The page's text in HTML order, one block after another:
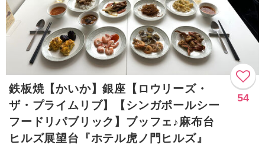
鉄板焼【かいか】銀座【ロウリーズ・
ザ・プライムリブ】【シンガポールシー
フードリパブリック】ブッフェ♪麻布台
ヒルズ展望台『ホテル虎ノ門ヒルズ』
54